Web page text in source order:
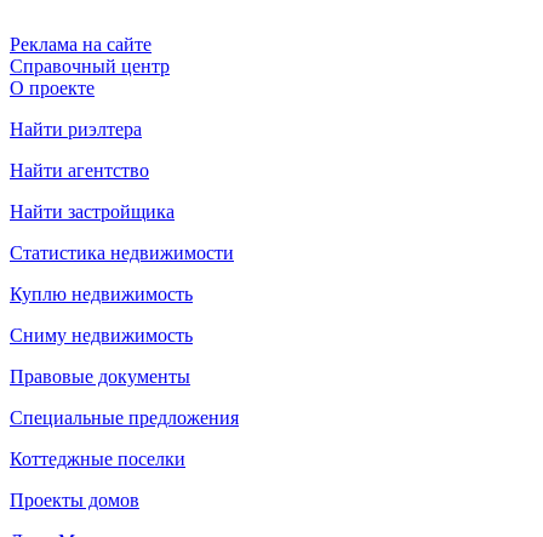
Реклама на сайте
Справочный центр
О проекте
Найти риэлтера
Найти агентство
Найти застройщика
Статистика недвижимости
Куплю недвижимость
Сниму недвижимость
Правовые документы
Специальные предложения
Коттеджные поселки
Проекты домов